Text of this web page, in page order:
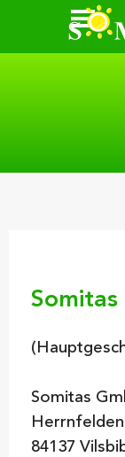
Direkt zum Seiteninhalt
Menü
Somitas
84137